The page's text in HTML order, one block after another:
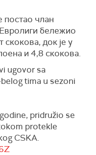
постао члан
бележио
скокова, док је у
и 4,8 скокова.
ugovor sa
tima u sezoni
pridružio se
protekle
CSKA.